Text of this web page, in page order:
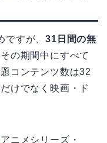
ですが、31日間の無
の期間中にすべて
コンテンツ数は32
けでなく映画・ド
ニメシリーズ・